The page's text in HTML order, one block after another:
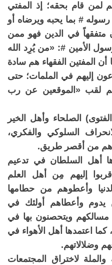
قام بحقه؛ إذ المفتي
# بما يحبه ويرضاه أو
متفقهاً في الدين فهو ممن
الأمين #: «من يُرِد الله
المفتين الفقهاء هم سادة
إليهم في الملمات؛ حتى
لقب «الموقعين عن رب
الصلحاء وأهل الخير
السلوكي والفكري،
من أقصر طريق.
أهل السلطان في تدعيم
إليهم مِن أهل العلم
وأعطوهم من حطامها
يدوم وأعطاهم أولئك في
مسالكهم ويتحصنون بها في
اعتمدها أهل الأهواء في
وضلالاتهم.
والملة لاختراق المجتمعات